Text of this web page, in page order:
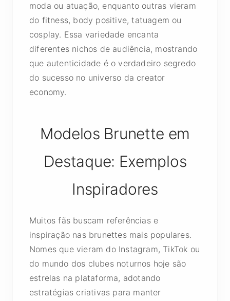
moda ou atuação, enquanto outras vieram
do fitness, body positive, tatuagem ou
cosplay. Essa variedade encanta
diferentes nichos de audiência, mostrando
que autenticidade é o verdadeiro segredo
do sucesso no universo da creator
economy.
Modelos Brunette em
Destaque: Exemplos
Inspiradores
Muitos fãs buscam referências e
inspiração nas brunettes mais populares.
Nomes que vieram do Instagram, TikTok ou
do mundo dos clubes noturnos hoje são
estrelas na plataforma, adotando
estratégias criativas para manter